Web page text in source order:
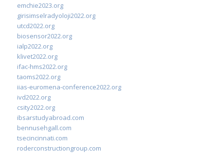
emchie2023.org
girisimselradyoloji2022.org
utcd2022.org
biosensor2022.org
ialp2022.org
klivet2022.org
ifac-hms2022.org
taoms2022.org
iias-euromena-conference2022.org
ivd2022.org
csity2022.org
ibsarstudyabroad.com
bennusehgall.com
tsecincinnati.com
roderconstructiongroup.com